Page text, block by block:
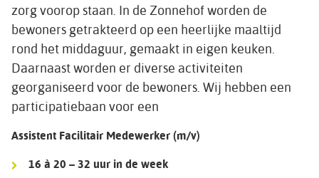
zorg voorop staan. In de Zonnehof worden de
bewoners getrakteerd op een heerlijke maaltijd
rond het middaguur, gemaakt in eigen keuken.
Daarnaast worden er diverse activiteiten
georganiseerd voor de bewoners. Wij hebben een
participatiebaan voor een
Assistent Facilitair Medewerker (m/v)
16 à 20 – 32 uur in de week